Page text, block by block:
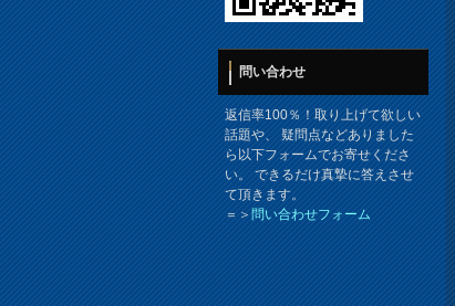
問い合わせ
返信率100％！取り上げて欲しい
話題や、 疑問点などありました
ら以下フォームでお寄せくださ
い。 できるだけ真摯に答えさせ
て頂きます。
＝＞問い合わせフォーム